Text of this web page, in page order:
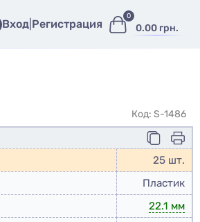
Вход Регистрация 0.00 грн.
0
Код: S-1486
25 шт.
Пластик
22.1 мм